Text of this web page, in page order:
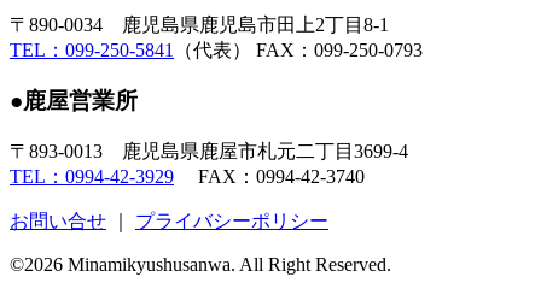
〒890-0034 鹿児島県鹿児島市田上2丁目8-1
TEL：099-250-5841
（代表） FAX：099-250-0793
●鹿屋営業所
〒893-0013 鹿児島県鹿屋市札元二丁目3699-4
TEL：0994-42-3929 FAX：0994-42-3740
お問い合せ プライバシーポリシー
©2026 Minamikyushusanwa. All Right Reserved.